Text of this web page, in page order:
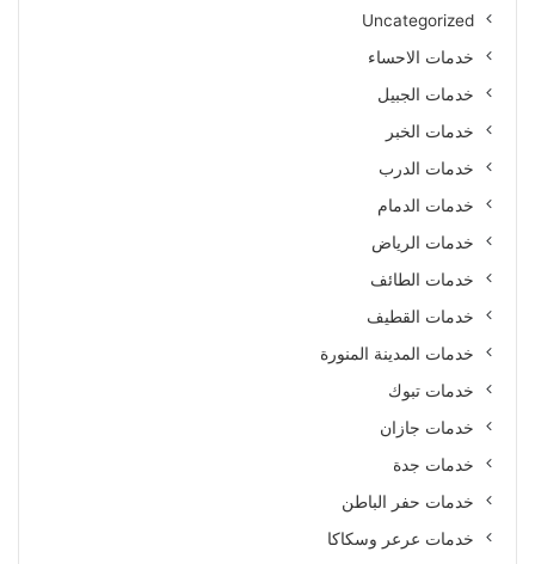
Uncategorized
خدمات الاحساء
خدمات الجبيل
خدمات الخبر
خدمات الدرب
خدمات الدمام
خدمات الرياض
خدمات الطائف
خدمات القطيف
خدمات المدينة المنورة
خدمات تبوك
خدمات جازان
خدمات جدة
خدمات حفر الباطن
خدمات عرعر وسكاكا